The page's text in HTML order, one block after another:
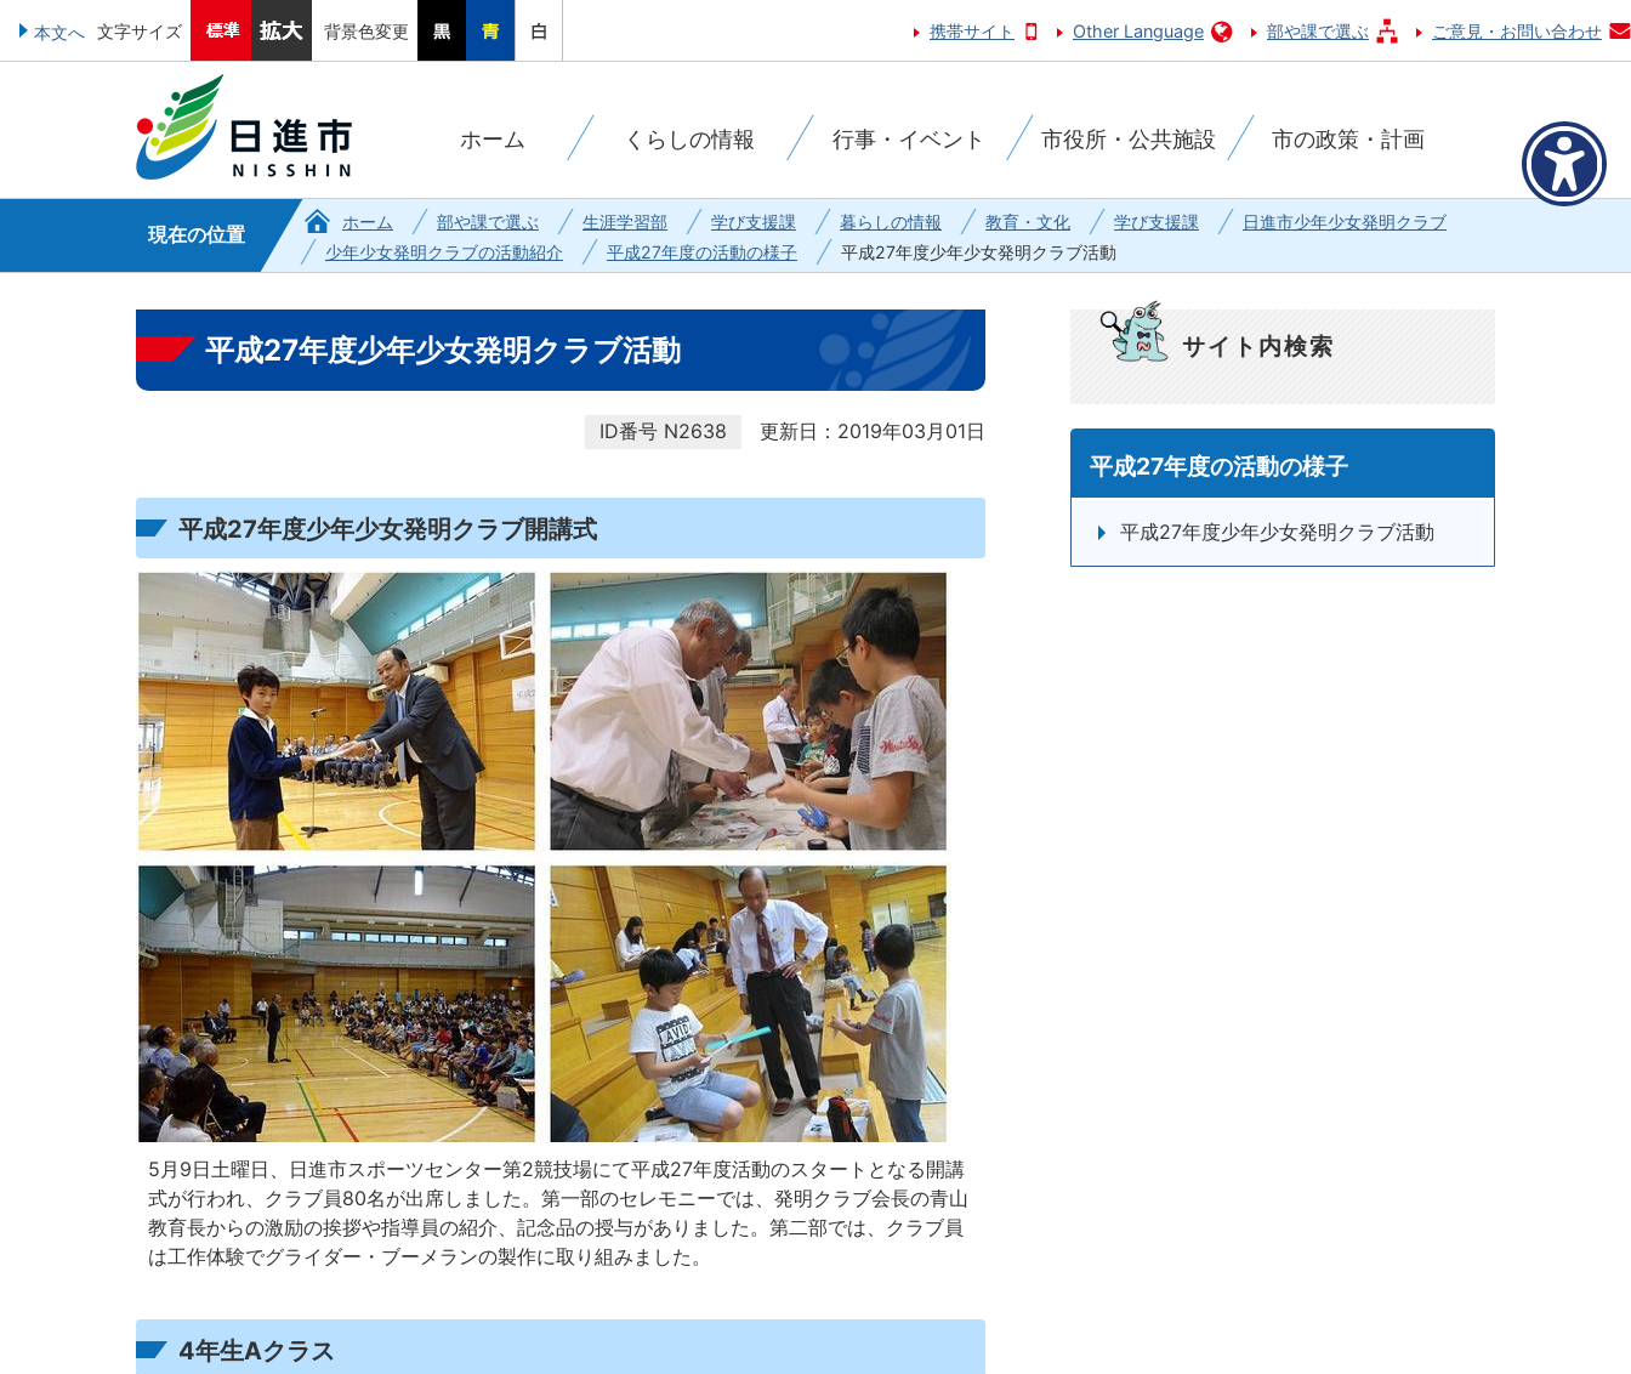
本文へ 文字サイズ 背景色変更 携帯サイト Other Language 部や課で選ぶ ご意見・お問い合わせ
ホーム くらしの情報 行事・イベント 市役所・公共施設 市の政策・計画
現在の位置
ホーム 部や課で選ぶ 生涯学習部 学び支援課 暮らしの情報 教育・文化 学び支援課
日進市少年少女発明クラブ
少年少女発明クラブの活動紹介
平成27年度の活動の様子 平成27年度少年少女発明クラブ活動
平成27年度少年少女発明クラブ活動
ID番号 N2638 更新日：2019年03月01日
平成27年度少年少女発明クラブ開講式
5月9日土曜日、日進市スポーツセンター第2競技場にて平成27年度活動のスタートとなる開講
式が行われ、クラブ員80名が出席しました。第一部のセレモニーでは、発明クラブ会長の青山
教育長からの激励の挨拶や指導員の紹介、記念品の授与がありました。第二部では、クラブ員
は工作体験でグライダー・ブーメランの製作に取り組みました。
4年生Aクラス
サイト内検索
平成27年度の活動の様子
平成27年度少年少女発明クラブ活動